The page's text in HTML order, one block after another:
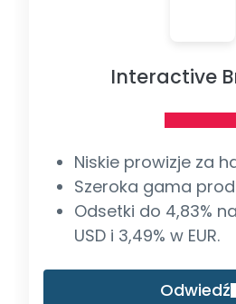
Interactive
Niskie prowizje za
Szeroka gama
Odsetki do 4,83%
USD i 3,49% w EUR.
Odwiedź